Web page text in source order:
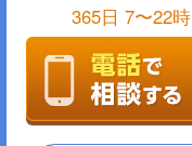
365日 7〜22時